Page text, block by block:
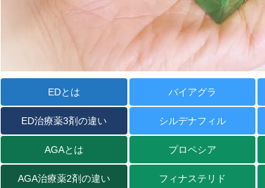
EDとは バイアグラ
ED治療薬3剤の違い シルデナフィル
AGAとは プロペシア
AGA治療薬2剤の違い フィナステリド